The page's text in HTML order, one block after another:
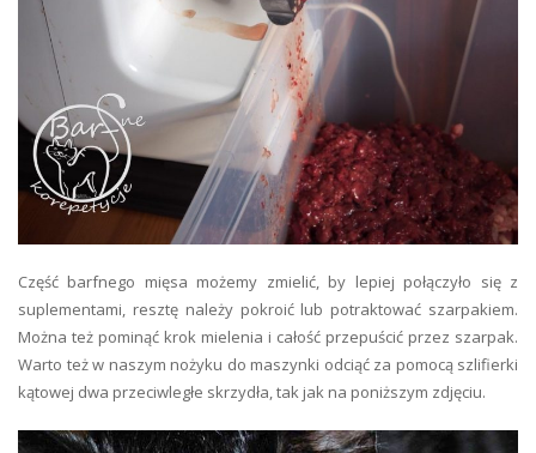
Część barfnego mięsa możemy zmielić, by lepiej połączyło się z
suplementami, resztę należy pokroić lub potraktować szarpakiem.
Można też pominąć krok mielenia i całość przepuścić przez szarpak.
Warto też w naszym nożyku do maszynki odciąć za pomocą szlifierki
kątowej dwa przeciwległe skrzydła, tak jak na poniższym zdjęciu.